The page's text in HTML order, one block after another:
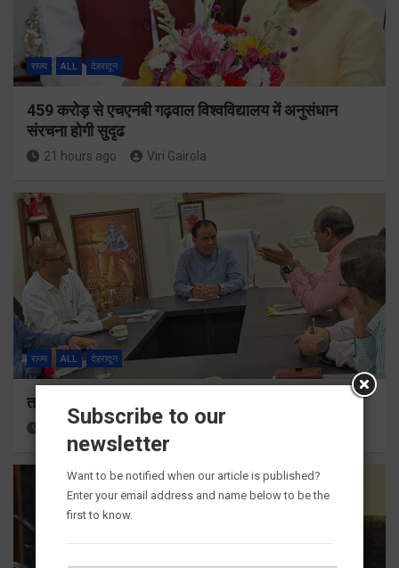
राज्य ALL देहरादून
459 करोड़ से एचएनबी गढ़वाल विश्वविद्यालय में अनुसंधान
संरचना होगी सुदृढ
21 hours ago Viri Gairola
राज्य ALL देहरादून
तकनीकी शिक्षा विभाग प्रदेशभर में आयोजित करेगा रोजगार मेले
21 hours ago Viri Gairola
Subscribe to our
newsletter
Want to be notified when our article is published?
Enter your email address and name below to be the
first to know.